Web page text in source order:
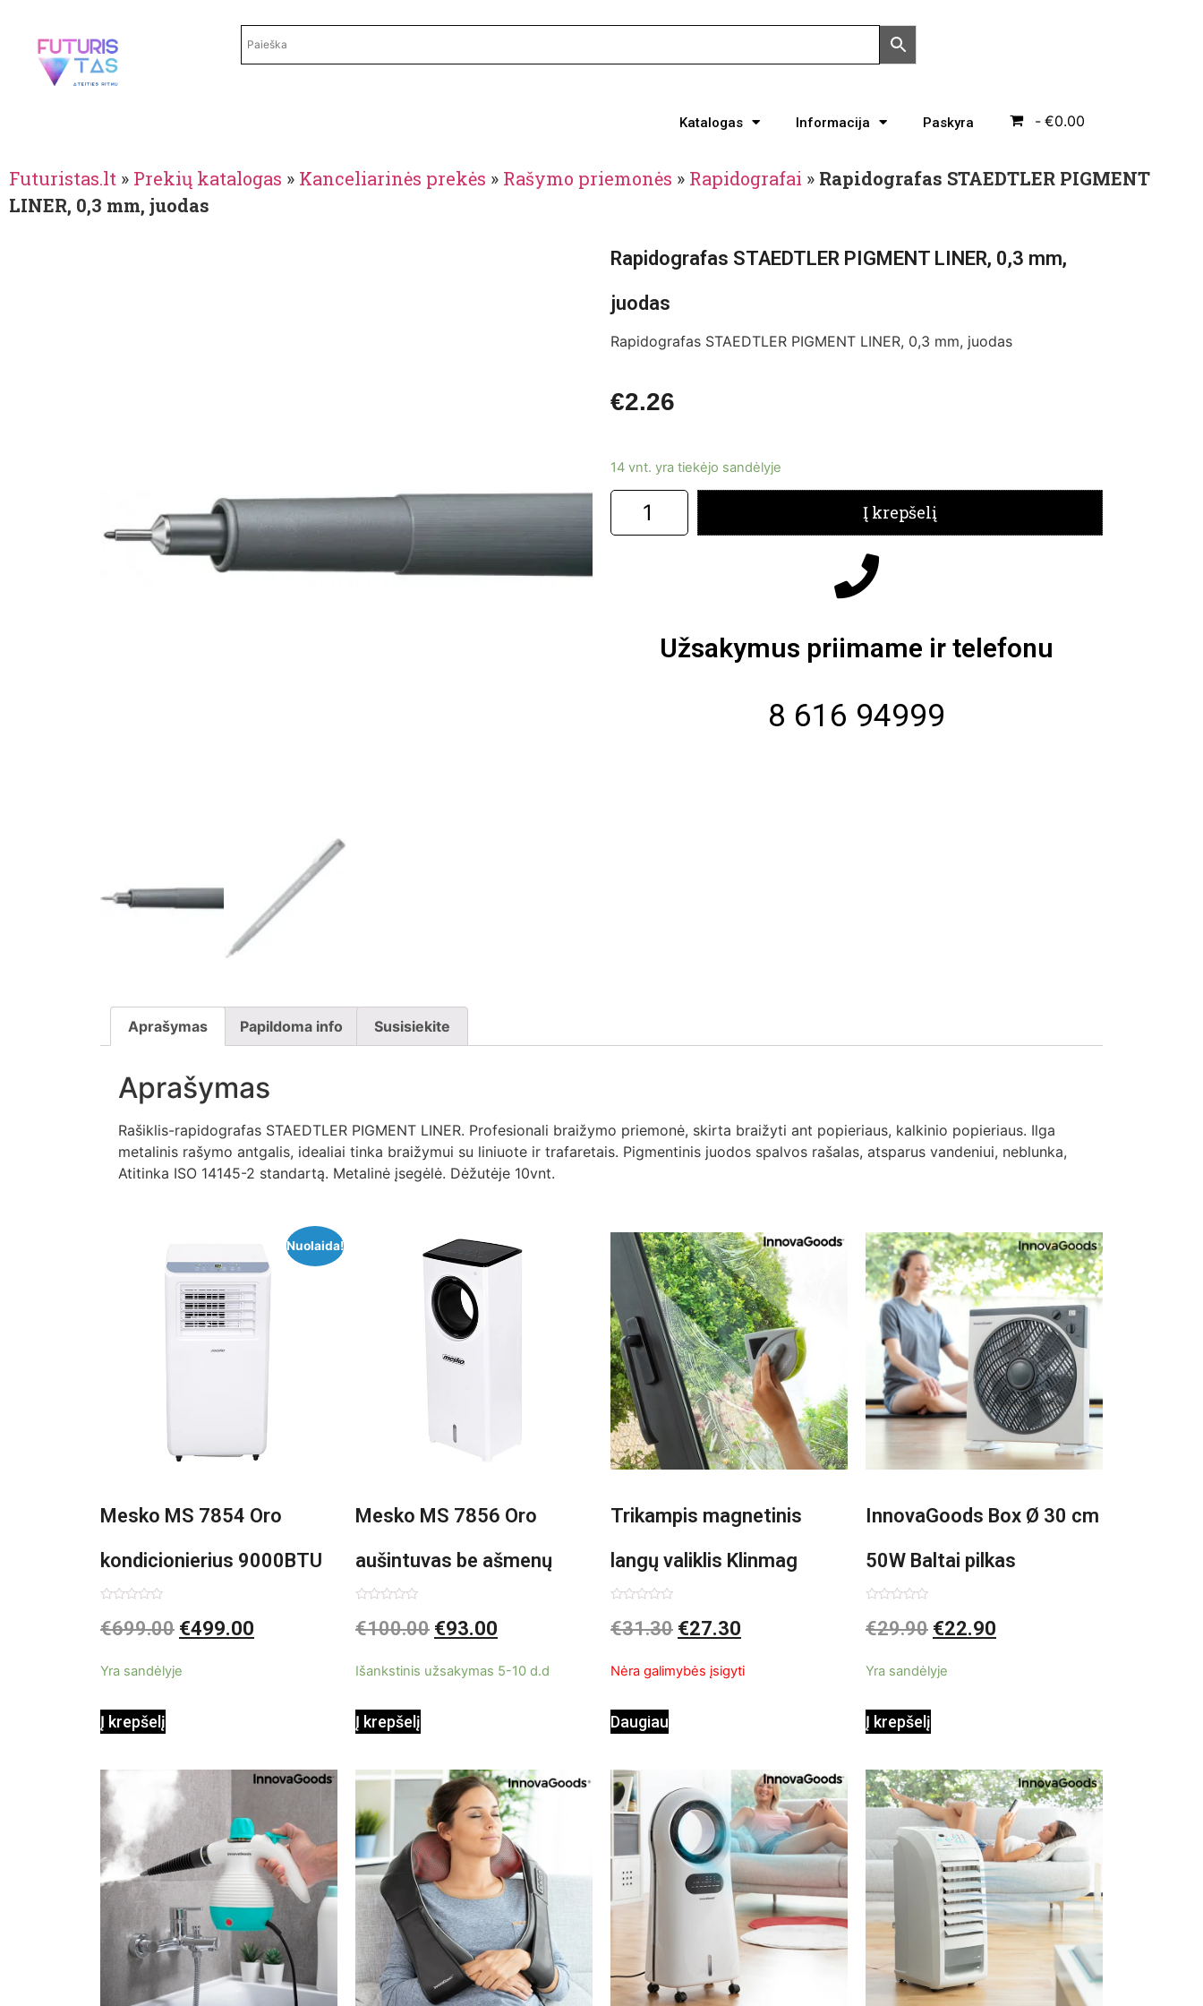
Katalogas Informacija Paskyra €0.00
Futuristas.lt » Prekių katalogas » Kanceliarinės prekės » Rašymo priemonės » Rapidografai » Rapidografas STAEDTLER PIGMENT
LINER, 0,3 mm, juodas
Rapidografas STAEDTLER PIGMENT LINER, 0,3 mm,
juodas
Rapidografas STAEDTLER PIGMENT LINER, 0,3 mm, juodas
€2.26
14 vnt. yra tiekėjo sandėlyje
Į krepšelį
Užsakymus priimame ir telefonu
8 616 94999
Aprašymas Papildoma info Susisiekite
Aprašymas
Rašiklis-rapidografas STAEDTLER PIGMENT LINER. Profesionali braižymo priemonė, skirta braižyti ant popieriaus, kalkinio popieriaus. Ilga
metalinis rašymo antgalis, idealiai tinka braižymui su liniuote ir trafaretais. Pigmentinis juodos spalvos rašalas, atsparus vandeniui, neblunka,
Atitinka ISO 14145-2 standartą. Metalinė įsegėlė. Dėžutėje 10vnt.
Nuolaida!
Mesko MS 7854 Oro
kondicionierius 9000BTU
0
iš
€699.00 €499.00
Yra sandėlyje
Į krepšelį
Mesko MS 7856 Oro
aušintuvas be ašmenų
3in1
0
iš
€100.00 €93.00
Išankstinis užsakymas 5-10 d.d
Į krepšelį
Trikampis magnetinis
langų valiklis Klinmag
InnovaGoods
0
iš
€31.30 €27.30
Nėra galimybės įsigyti
Daugiau
InnovaGoods Box Ø 30 cm
50W Baltai pilkas
pastatomas ventiliatorius
0
iš
€29.90 €22.90
Yra sandėlyje
Į krepšelį